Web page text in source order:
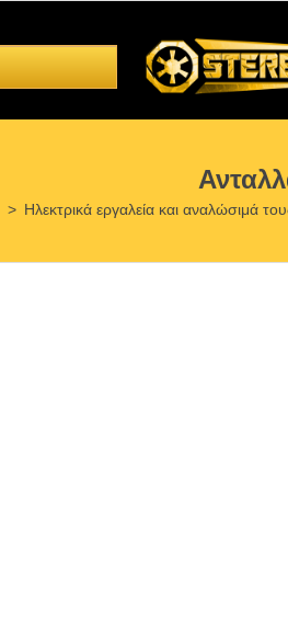
> Ηλεκτρικά εργαλεία και αναλώσιμά